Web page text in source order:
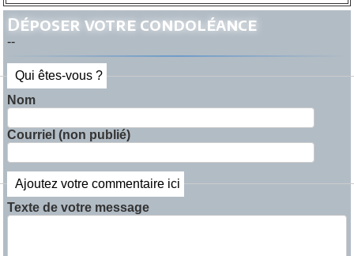
Déposer votre condoléance
--
Qui êtes-vous ?
Nom
Courriel (non publié)
Ajoutez votre commentaire ici
Texte de votre message